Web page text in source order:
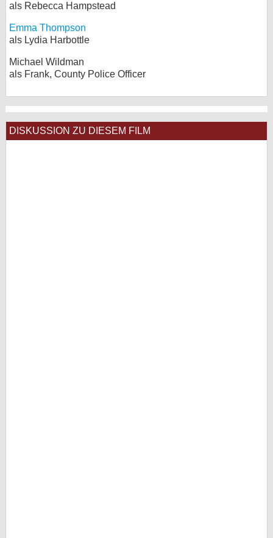
als Rebecca Hampstead
Emma Thompson
als Lydia Harbottle
Michael Wildman
als Frank, County Police Officer
DISKUSSION ZU DIESEM FILM